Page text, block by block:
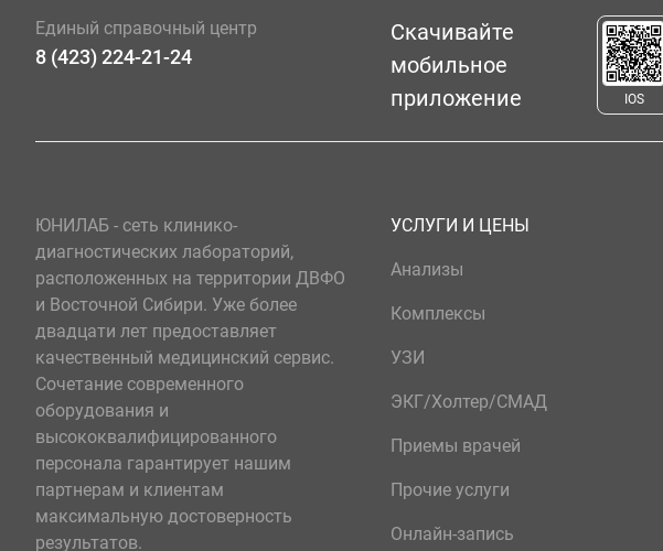
Единый справочный центр
8 (423) 224-21-24
Скачивайте
мобильное
приложение
IOS
ЮНИЛАБ - сеть клинико-
диагностических лабораторий,
расположенных на территории ДВФО
и Восточной Сибири. Уже более
двадцати лет предоставляет
качественный медицинский сервис.
Сочетание современного
оборудования и
высококвалифицированного
персонала гарантирует нашим
партнерам и клиентам
максимальную достоверность
результатов.
УСЛУГИ И ЦЕНЫ
Анализы
Комплексы
УЗИ
ЭКГ/Холтер/СМАД
Приемы врачей
Прочие услуги
Онлайн-запись